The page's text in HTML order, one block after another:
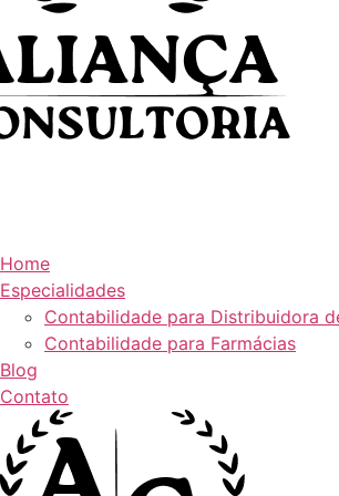
Home
Especialidades
Contabilidade para Distribuidora
Contabilidade para Farmácias
Blog
Contato